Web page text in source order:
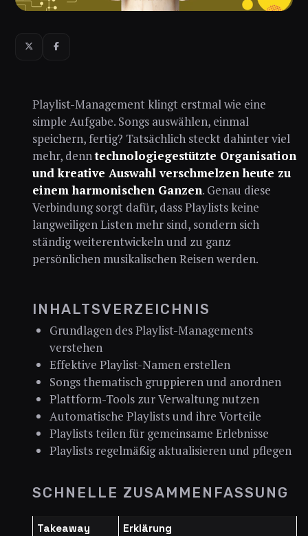
Playlist-Management klingt erstmal wie eine
simple Aufgabe. Songs auswählen, einmal
speichern, fertig? Tatsächlich steckt dahinter viel
mehr, denntechnologiegestützte Organisation
und kreative Auswahl verschmelzen heute zu
einem harmonischen Ganzen. Genau diese
Verbindung sorgt dafür, dass Playlists keine
langweiligen Listen mehr sind, sondern sich
ständig weiterentwickeln und zu ganz
persönlichen musikalischen Reisen werden.
INHALTSVERZEICHNIS
Grundlagen des Playlist-Managements
verstehen
Effektive Playlist-Namen erstellen
Songs thematisch gruppieren und anordnen
Plattform-Tools zur Verwaltung nutzen
Automatische Playlists und ihre Vorteile
Playlists teilen für gemeinsame Erlebnisse
Playlists regelmäßig aktualisieren und pflegen
SCHNELLE ZUSAMMENFASSUNG
Takeaway Erklärung